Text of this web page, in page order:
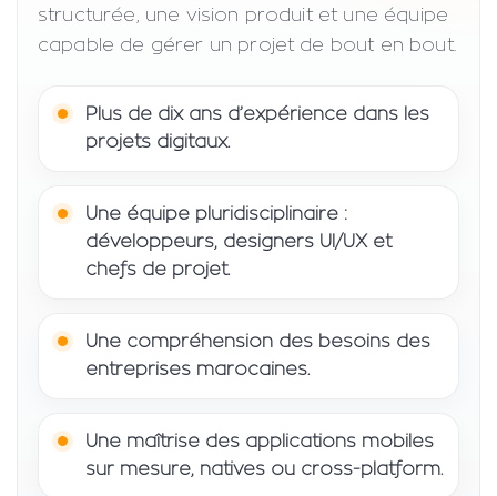
structurée, une vision produit et une équipe
capable de gérer un projet de bout en bout.
Plus de dix ans d’expérience dans les
projets digitaux.
Une équipe pluridisciplinaire :
développeurs, designers UI/UX et
chefs de projet.
Une compréhension des besoins des
entreprises marocaines.
Une maîtrise des applications mobiles
sur mesure, natives ou cross-platform.